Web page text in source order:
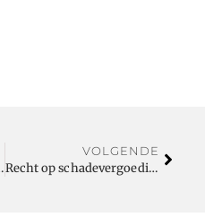
in Jouw Regio
VOLGENDE
Recht op schadevergoeding bij whiplash letsel